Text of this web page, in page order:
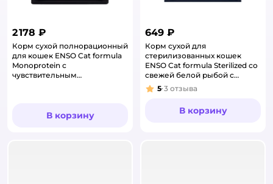
2 178 ₽
Корм сухой полнорационный
для кошек ENSO Cat formula
Monoprotein с
чувствительным
В корзину
649 ₽
Корм сухой для
стерилизованных кошек
ENSO Cat formula Sterilized со
свежей белой рыбой с
добавлением клюквы 0.35кг
Рейтинг:
5 3 отзыва
В корзину